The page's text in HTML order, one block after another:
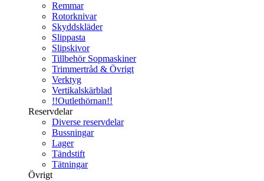
Remmar
Rotorknivar
Skyddskläder
Slippasta
Slipskivor
Tillbehör Sopmaskiner
Trimmertråd & Övrigt
Verktyg
Vertikalskärblad
!!Outlethörnan!!
Reservdelar
Diverse reservdelar
Bussningar
Lager
Tändstift
Tätningar
Övrigt